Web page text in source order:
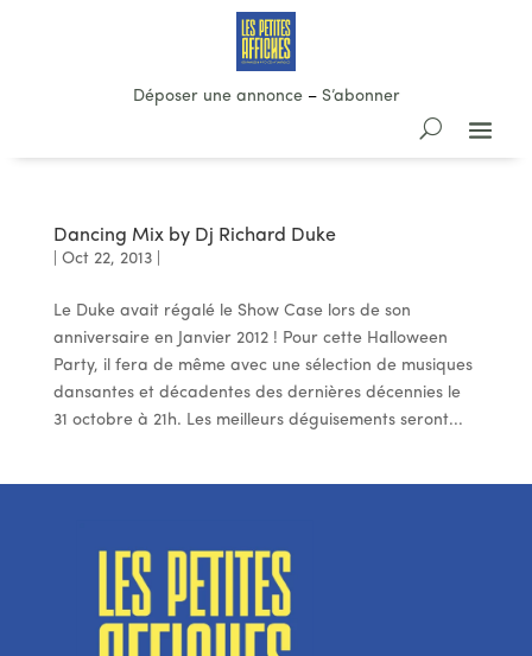
Déposer une annonce– S’abonner
Dancing Mix by Dj Richard Duke
Oct 22, 2013|
Le Duke avait régalé le Show Case lors de son
anniversaire en Janvier 2012 ! Pour cette Halloween
Party, il fera de même avec une sélection de musiques
dansantes et décadentes des dernières décennies le
31 octobre à 21h. Les meilleurs déguisements seront...